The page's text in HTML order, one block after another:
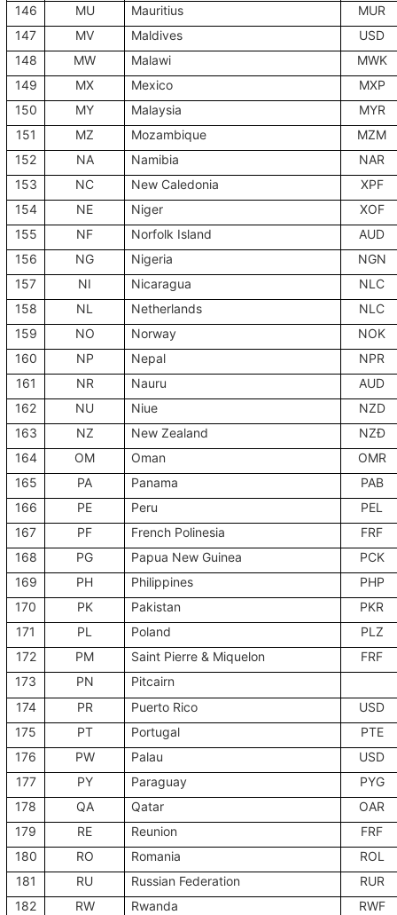
146
MU Mauritius
MUR
147
MV Maldives
USD
148
MW Malawi
MWK
149
MX Mexico
MXP
150
MY Malaysia
MYR
151
MZ Mozambique
MZM
152
NA Namibia
NAR
153
NC New Caledonia
XPF
154
NE Niger
XOF
155
NF Norfolk Island
AUD
156
NG Nigeria
NGN
157
NI Nicaragua
NLC
158
NL Netherlands
NLC
159
NO Norway
NOK
160
NP Nepal
NPR
161
NR Nauru
AUD
162
NU Niue
NZD
163
NZ New Zealand
NZĐ
164
OM Oman
OMR
165
PA Panama
PAB
166
PE Peru
PEL
167
PF French Polinesia
FRF
168
PG Papua New Guinea
PCK
169
PH Philippines
PHP
170
PK Pakistan
PKR
171
PL Poland
PLZ
172
PM Saint Pierre & Miquelon
FRF
173
PN
Pitcairn
174
PR Puerto Rico
USD
175
PT Portugal
PTE
176
PW Palau
USD
177
PY Paraguay
PYG
178
QA Qatar
OAR
179
RE Reunion
FRF
180
RO Romania
ROL
181
RU Russian Federation
RUR
182
RW Rwanda
RWF